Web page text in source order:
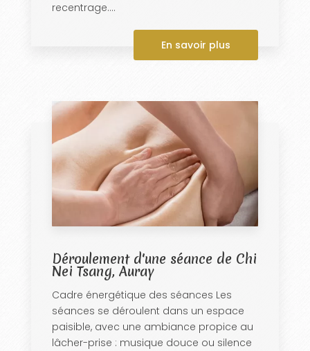
recentrage....
En savoir plus
Déroulement d'une séance de Chi
Nei Tsang, Auray
Cadre énergétique des séances Les
séances se déroulent dans un espace
paisible, avec une ambiance propice au
lâcher-prise : musique douce ou silence